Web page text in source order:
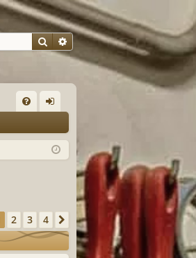
SzukajWyszukiwanie
Q og
2 3 4 Następna